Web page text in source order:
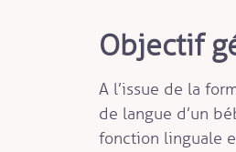
Objectif
A l’issue de la
de langue d’un
fonction linguale